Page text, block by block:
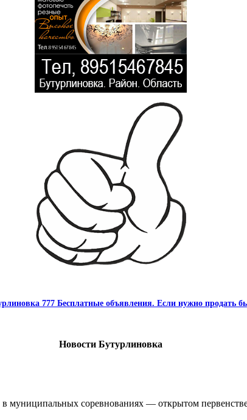
777 Бесплатные объявления. Если нужно продать
Новости Бутурлиновка
соревнованиях — открытом